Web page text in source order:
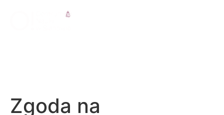
Zgoda na